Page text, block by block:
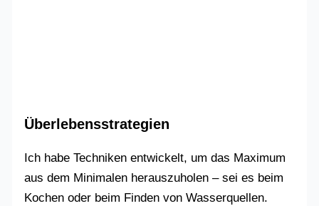
Überlebensstrategien
Ich habe Techniken entwickelt, um das Maximum
aus dem Minimalen herauszuholen – sei es beim
Kochen oder beim Finden von Wasserquellen.